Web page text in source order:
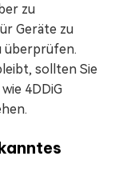
zu
Geräte zu
überprüfen.
sollten Sie
4DDiG